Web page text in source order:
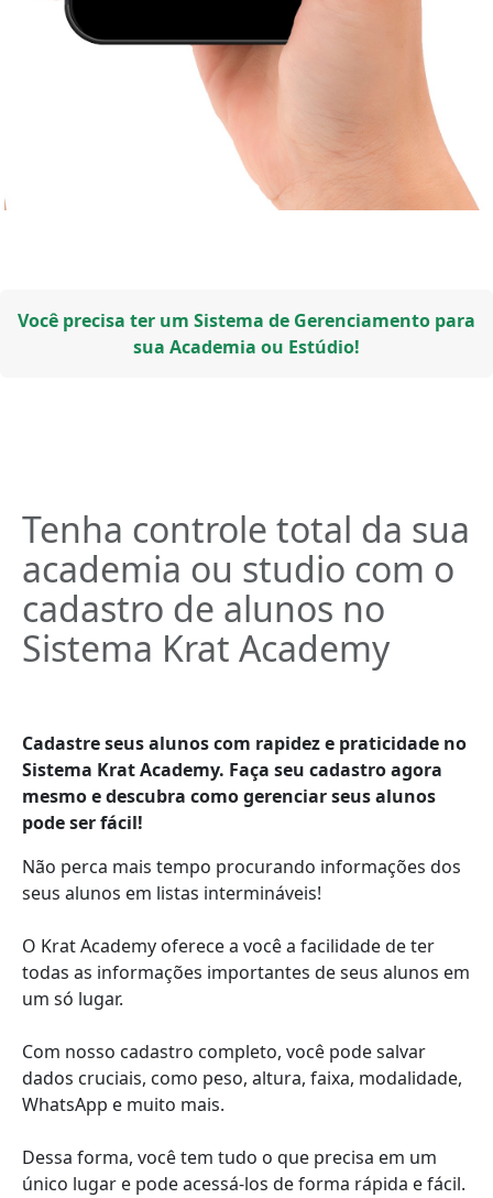
Você precisa ter um Sistema de Gerenciamento para
sua Academia ou Estúdio!
Tenha controle total da sua
academia ou studio com o
cadastro de alunos no
Sistema Krat Academy
Cadastre seus alunos com rapidez e praticidade no
Sistema Krat Academy. Faça seu cadastro agora
mesmo e descubra como gerenciar seus alunos
pode ser fácil!
Não perca mais tempo procurando informações dos
seus alunos em listas intermináveis!
O Krat Academy oferece a você a facilidade de ter
todas as informações importantes de seus alunos em
um só lugar.
Com nosso cadastro completo, você pode salvar
dados cruciais, como peso, altura, faixa, modalidade,
WhatsApp e muito mais.
Dessa forma, você tem tudo o que precisa em um
único lugar e pode acessá-los de forma rápida e fácil.